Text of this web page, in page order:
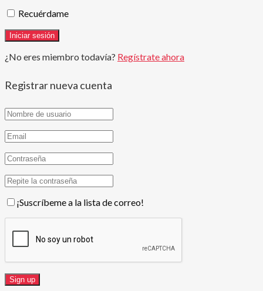
Recuérdame
¿No eres miembro todavía? Regístrate ahora
Registrar nueva cuenta
¡Suscríbeme a la lista de correo!